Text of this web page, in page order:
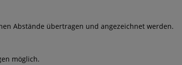
Abstände übertragen und angezeichnet werden.
möglich.